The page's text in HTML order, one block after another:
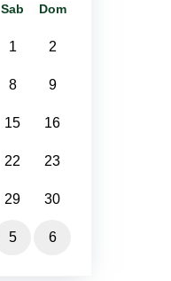
Sab Dom
1 2
8 9
15 16
22 23
29 30
5 6